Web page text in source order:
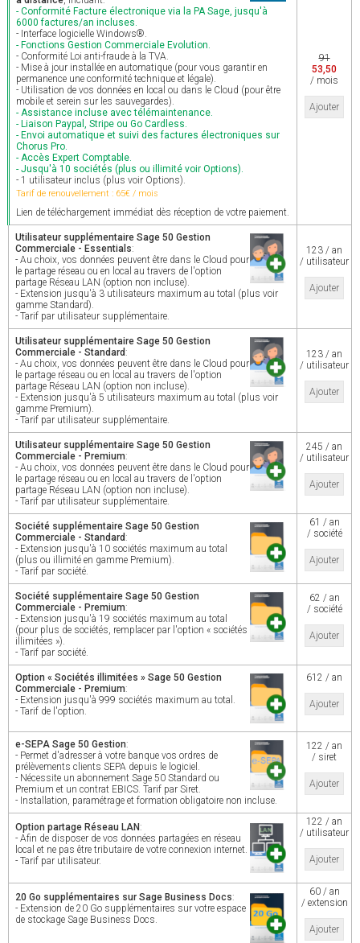
- Conformité Facture électronique via la PA Sage, jusqu'à
6000 factures/an incluses.
- Interface logicielle Windows®.
- Fonctions Gestion Commerciale Evolution.
- Conformité Loi anti-fraude à la TVA.
- Mise à jour installée en automatique (pour vous garantir en
permanence une conformité technique et légale).
- Utilisation de vos données en local ou dans le Cloud (pour être
mobile et serein sur les sauvegardes).
- Assistance incluse avec télémaintenance.
- Liaison Paypal, Stripe ou Go Cardless.
- Envoi automatique et suivi des factures électroniques sur
Chorus Pro.
- Accès Expert Comptable.
- Jusqu'à 10 sociétés (plus ou illimité voir Options).
- 1 utilisateur inclus (plus voir Options).
Tarif de renouvellement : 65€ / mois
Lien de téléchargement immédiat dès réception de votre paiement.
91
53,50
/ mois
Ajouter
Utilisateur supplémentaire Sage 50 Gestion
Commerciale - Essentials:
- Au choix, vos données peuvent être dans le Cloud pour
le partage réseau ou en local au travers de l'option
partage Réseau LAN (option non incluse).
- Extension jusqu'à 3 utilisateurs maximum au total (plus voir
gamme Standard).
- Tarif par utilisateur supplémentaire.
123 / an
/ utilisateur
Ajouter
Utilisateur supplémentaire Sage 50 Gestion
Commerciale - Standard:
- Au choix, vos données peuvent être dans le Cloud pour
le partage réseau ou en local au travers de l'option
partage Réseau LAN (option non incluse).
- Extension jusqu'à 5 utilisateurs maximum au total (plus voir
gamme Premium).
- Tarif par utilisateur supplémentaire.
123 / an
/ utilisateur
Ajouter
Utilisateur supplémentaire Sage 50 Gestion
Commerciale - Premium:
- Au choix, vos données peuvent être dans le Cloud pour
le partage réseau ou en local au travers de l'option
partage Réseau LAN (option non incluse).
- Tarif par utilisateur supplémentaire.
245 / an
/ utilisateur
Ajouter
Société supplémentaire Sage 50 Gestion
Commerciale - Standard:
- Extension jusqu'à 10 sociétés maximum au total
(plus ou illimité en gamme Premium).
- Tarif par société.
61 / an
/ société
Ajouter
Société supplémentaire Sage 50 Gestion
Commerciale - Premium:
- Extension jusqu'à 19 sociétés maximum au total
(pour plus de sociétés, remplacer par l'option « sociétés
illimitées »).
- Tarif par société.
62 / an
/ société
Ajouter
Option « Sociétés illimitées » Sage 50 Gestion
Commerciale - Premium:
- Extension jusqu'à 999 sociétés maximum au total.
- Tarif de l'option.
612 / an
Ajouter
e-SEPA Sage 50 Gestion:
- Permet d'adresser à votre banque vos ordres de
prélèvements clients SEPA depuis le logiciel.
- Nécessite un abonnement Sage 50 Standard ou
Premium et un contrat EBICS. Tarif par Siret.
- Installation, paramétrage et formation obligatoire non incluse.
122 / an
/ siret
Ajouter
Option partage Réseau LAN:
- Afin de disposer de vos données partagées en réseau
local et ne pas être tributaire de votre connexion internet.
- Tarif par utilisateur.
122 / an
/ utilisateur
Ajouter
20 Go supplémentaires sur Sage Business Docs:
- Extension de 20 Go supplémentaires sur votre espace
de stockage Sage Business Docs.
60 / an
/ extension
Ajouter